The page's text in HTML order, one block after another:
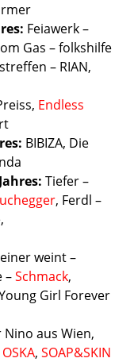
Feiawerk –
Gas – folkshilfe
– RIAN,
Endless
BIBIZA, Die
Tiefer –
, Ferdl –
weint –
–Schmack,
Girl Forever
Nino aus Wien,
OSKA, SOAP&SKIN